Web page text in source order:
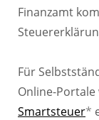
Finanzamt
Für
Online-Portale
Smartsteuer*